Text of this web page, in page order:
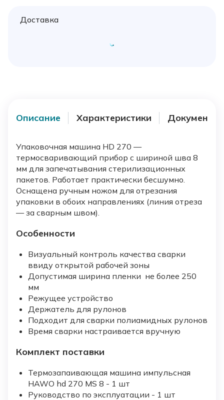
Доставка
Описание Характеристики Документы
Упаковочная машина HD 270 —
термосваривающий прибор с шириной шва 8
мм для запечатывания стерилизационных
пакетов. Работает практически бесшумно.
Оснащена ручным ножом для отрезания
упаковки в обоих направлениях (линия отреза
— за сварным швом).
Особенности
Визуальный контроль качества сварки
ввиду открытой рабочей зоны
Допустимая ширина пленки не более 250
мм
Режущее устройство
Держатель для рулонов
Подходит для сварки полиамидных рулонов
Время сварки настраивается вручную
Комплект поставки
Термозапаивающая машина импульсная
HAWO hd 270 MS 8 - 1 шт
Руководство по эксплуатации - 1 шт